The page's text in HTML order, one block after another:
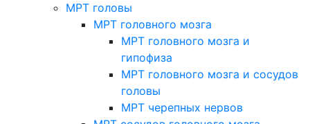
МРТ головы
МРТ головного мозга
МРТ головного мозга и
гипофиза
МРТ головного мозга и сосудов
головы
МРТ черепных нервов